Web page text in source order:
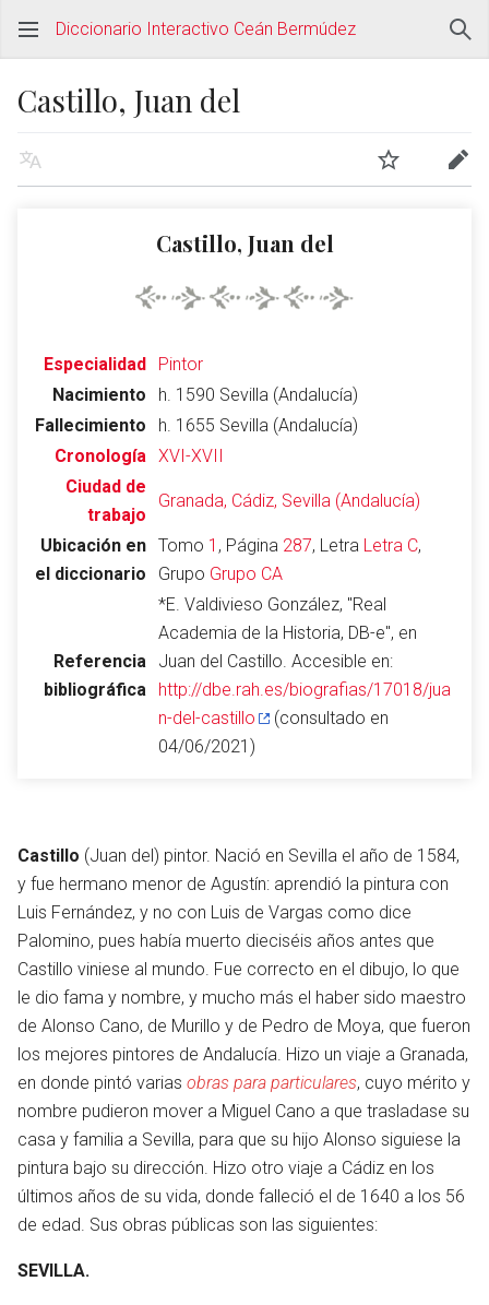
Abrir menú principal
Diccionario Interactivo Ceán Bermúdez
Castillo, Juan del
Vigilar
Castillo, Juan del
Especialidad
Pintor
Nacimiento
h. 1590 Sevilla (Andalucía)
Fallecimiento
h. 1655 Sevilla (Andalucía)
Cronología XVI-XVII
Ciudad de
trabajo
Granada, Cádiz, Sevilla (Andalucía)
Ubicación en
el diccionario
Tomo 1 , Página 287, Letra Letra C,
Grupo Grupo CA
Referencia
bibliográfica
*E. Valdivieso González, "Real
Academia de la Historia, DB-e", en
Juan del Castillo. Accesible en:
http://dbe.rah.es/biografias/17018/jua
n-del-castillo
(consultado en
04/06/2021)
Castillo (Juan del) pintor. Nació en Sevilla el año de 1584,
y fue hermano menor de Agustín: aprendió la pintura con
Luis Fernández, y no con Luis de Vargas como dice
Palomino, pues había muerto dieciséis años antes que
Castillo viniese al mundo. Fue correcto en el dibujo, lo que
le dio fama y nombre, y mucho más el haber sido maestro
de Alonso Cano, de Murillo y de Pedro de Moya, que fueron
los mejores pintores de Andalucía. Hizo un viaje a Granada,
en donde pintó varias obras para particulares, cuyo mérito y
nombre pudieron mover a Miguel Cano a que trasladase su
casa y familia a Sevilla, para que su hijo Alonso siguiese la
pintura bajo su dirección. Hizo otro viaje a Cádiz en los
últimos años de su vida, donde falleció el de 1640 a los 56
de edad. Sus obras públicas son las siguientes:
SEVILLA.